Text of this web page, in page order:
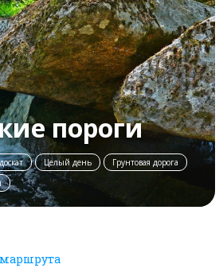
пороги
Целый день
Грунтовая дорога